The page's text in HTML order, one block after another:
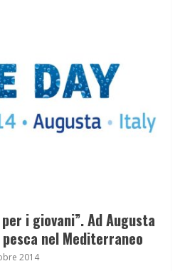
i giovani”. Ad Augusta
nel Mediterraneo
2014